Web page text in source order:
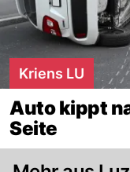
Kriens LU
Auto kippt
Seite